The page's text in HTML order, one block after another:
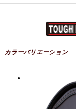
カラーバリエーション